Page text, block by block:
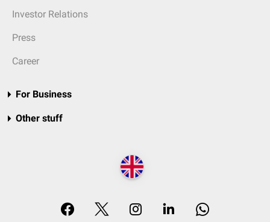
Investor Relations
Press
Career
For Business
Other stuff